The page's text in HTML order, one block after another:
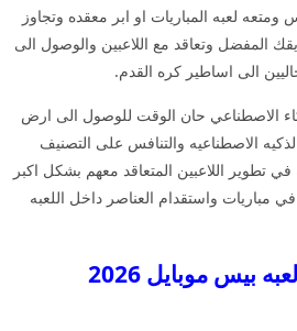
لعبه المباريات او ابر معقده وتجاوز
المفضل وتعاقد مع اللاعبين والوصول الى
الى اساطير كره القدم.
الاصطناعي حان الوقت للوصول الى ارض
الاصطناعيه والتنافس على التصنيف
في تطوير اللاعبين المتعاقد معهم بشكل اكبر
مباريات واستقدام العناصر داخل اللعبه
احدث الوظائف في لعبه بيس موبايل 2026